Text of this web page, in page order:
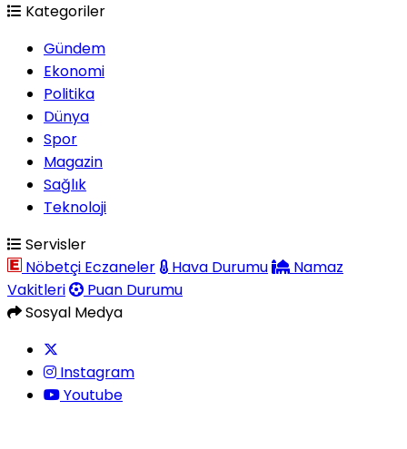
Kategoriler
Gündem
Ekonomi
Politika
Dünya
Spor
Magazin
Sağlık
Teknoloji
Servisler
Nöbetçi Eczaneler
Hava Durumu
Namaz
Vakitleri
Puan Durumu
Sosyal Medya
Instagram
Youtube